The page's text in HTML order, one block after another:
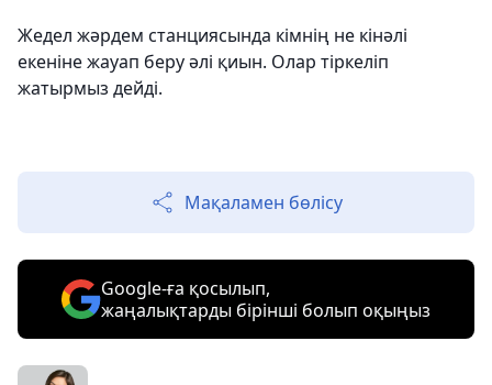
Жедел жәрдем станциясында кімнің не кінәлі
екеніне жауап беру әлі қиын. Олар тіркеліп
жатырмыз дейді.
Мақаламен бөлісу
Google-ға қосылып,
жаңалықтарды бірінші болып оқыңыз